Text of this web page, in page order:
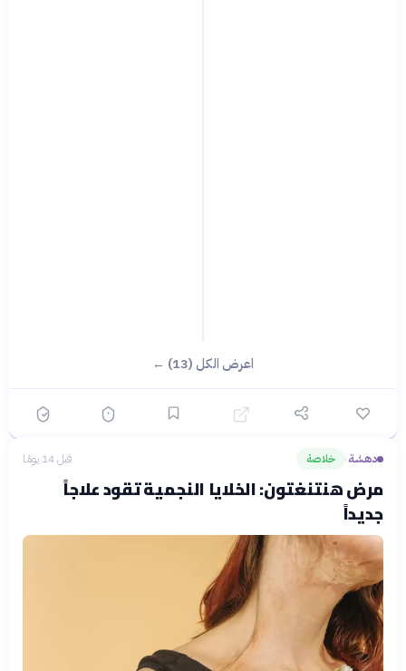
اعرض الكل (13) ←
دهشة› خلاصة قبل 14 يومًا
مرض هنتنغتون: الخلايا النجمية تقود علاجاً
جديداً